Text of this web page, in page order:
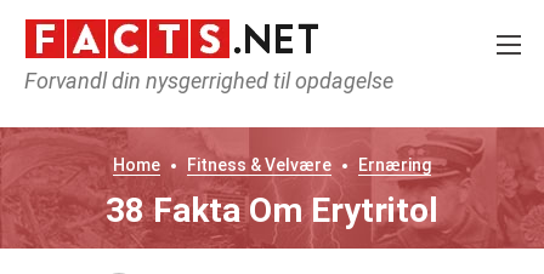
Forvandl din nysgerrighed til opdagelse
Home Fitness & Velvære Ernæring
38 Fakta Om Erytritol